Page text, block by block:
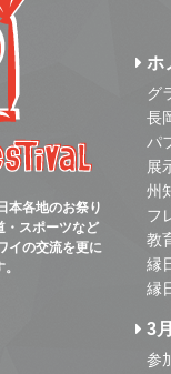
本各地のお祭り
・スポーツなど
イの交流を更に
ホ
グ
長
パ
展
州
フ
教
縁
縁
3
参